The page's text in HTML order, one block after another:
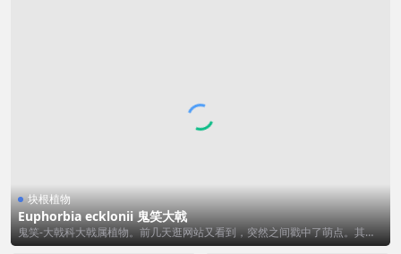
块根植物
Euphorbia ecklonii 鬼笑大戟
鬼笑-大戟科大戟属植物。前几天逛网站又看到，突然之间戳中了萌点。其实
这个品种也算...